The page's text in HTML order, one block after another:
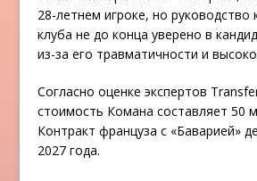
28-летнем игроке, но руководство
клуба не до конца уверено в
из-за его травматичности и
Согласно оценке экспертов
стоимость Комана составляет 50
Контракт француза с «Баварией»
2027 года.